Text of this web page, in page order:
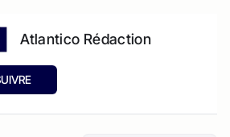
Atlantico Rédaction